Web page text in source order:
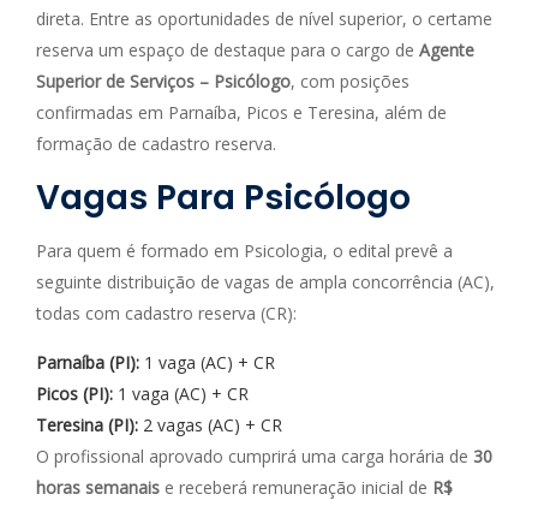
direta. Entre as oportunidades de nível superior, o certame
reserva um espaço de destaque para o cargo de Agente
Superior de Serviços – Psicólogo, com posições
confirmadas em Parnaíba, Picos e Teresina, além de
formação de cadastro reserva.
Vagas Para Psicólogo
Para quem é formado em Psicologia, o edital prevê a
seguinte distribuição de vagas de ampla concorrência (AC),
todas com cadastro reserva (CR):
Parnaíba (PI): 1 vaga (AC) + CR
Picos (PI): 1 vaga (AC) + CR
Teresina (PI): 2 vagas (AC) + CR
O profissional aprovado cumprirá uma carga horária de 30
horas semanais e receberá remuneração inicial de R$